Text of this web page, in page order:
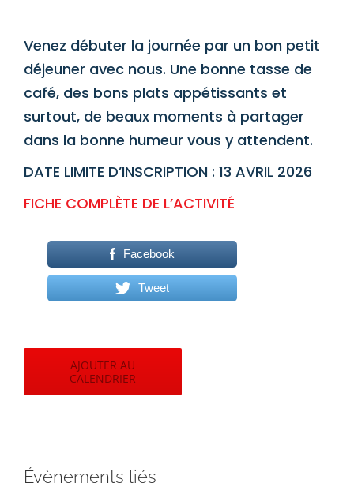
Venez débuter la journée par un bon petit
déjeuner avec nous. Une bonne tasse de
café, des bons plats appétissants et
surtout, de beaux moments à partager
dans la bonne humeur vous y attendent.
DATE LIMITE D’INSCRIPTION : 13 AVRIL 2026
FICHE COMPLÈTE DE L’ACTIVITÉ
Facebook
Tweet
AJOUTER AU
CALENDRIER
Évènements liés